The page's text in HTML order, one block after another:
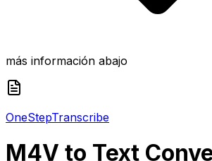
más información abajo
OneStepTranscribe
M4V to Text